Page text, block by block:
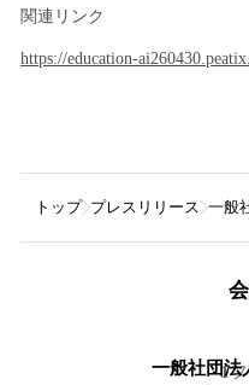
関連リンク
https://education-
トップ プレスリリース 一般
一般社団法
1